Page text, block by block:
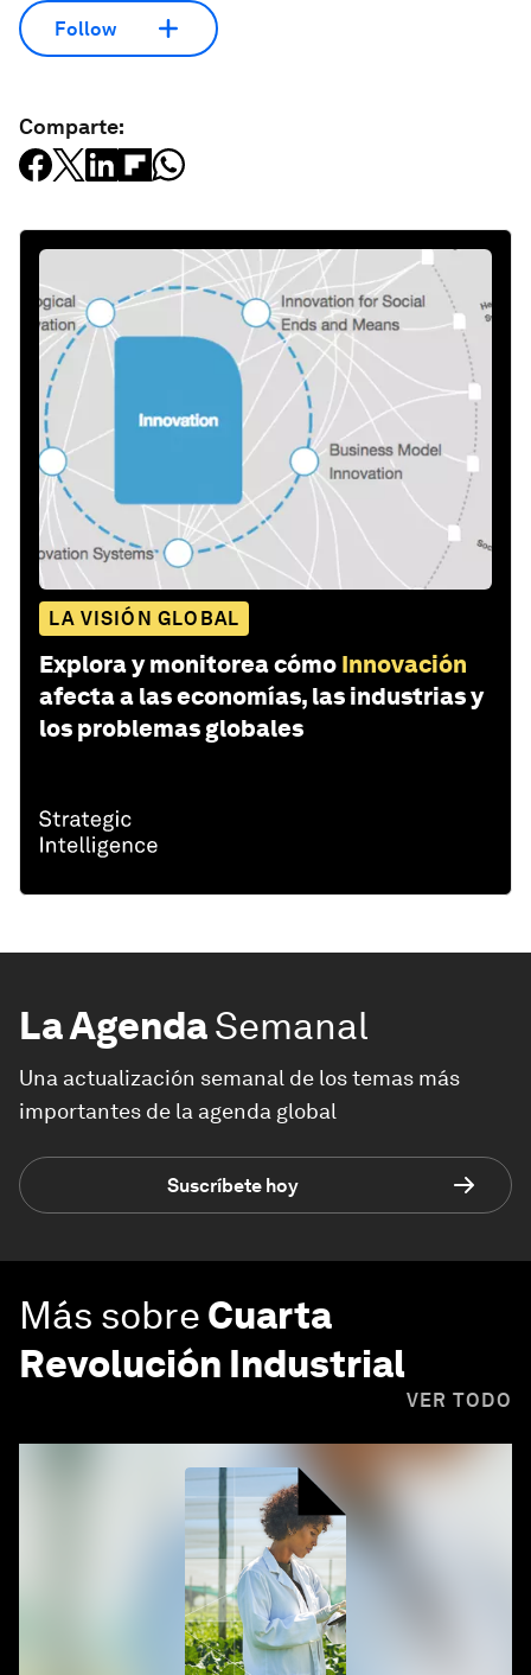
Follow
Comparte:
LA VISIÓN GLOBAL
Explora y monitorea cómo Innovación
afecta a las economías, las industrias y
los problemas globales
La AgendaSemanal
Una actualización semanal de los temas más
importantes de la agenda global
Suscríbete hoy
Más sobre Cuarta
Revolución Industrial
VER TODO